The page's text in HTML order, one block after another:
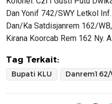
Dan Yonif 742/SWY Letkol
Dan/Ka Satdisjanrem 162/
Kirana Koorcab Rem 162 Ny.
Tag Terkait:
Bupati KLU Danrem162/